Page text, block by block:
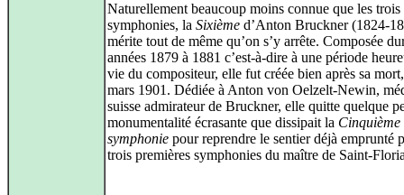
Naturellement beaucoup moins connue que les trois
symphonies, la Sixième d’Anton Bruckner (1824-
mérite tout de même qu’on s’y arrête. Composée
années 1879 à 1881 c’est-à-dire à une période
vie du compositeur, elle fut créée bien après sa
mars 1901. Dédiée à Anton von Oelzelt-Newin,
suisse admirateur de Bruckner, elle quitte quelque
monumentalité écrasante que dissipait la Cinquième
symphonie pour reprendre le sentier déjà emprunté
trois premières symphonies du maître de Saint-